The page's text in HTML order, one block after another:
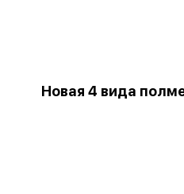
Новая 4 вида